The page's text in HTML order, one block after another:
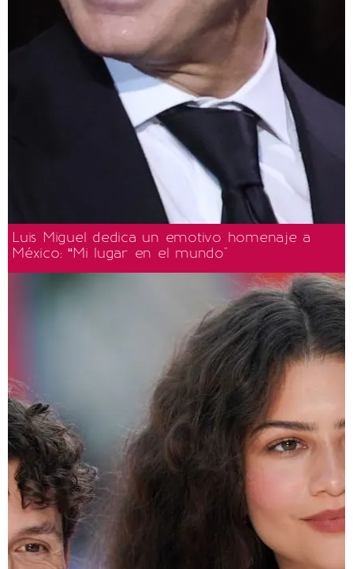
Luis Miguel dedica un emotivo homenaje a
México: “Mi lugar en el mundo"